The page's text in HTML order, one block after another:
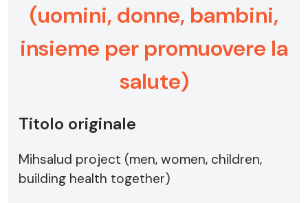
(uomini, donne, bambini,
insieme per promuovere la
salute)
Titolo originale
Mihsalud project (men, women, children,
building health together)